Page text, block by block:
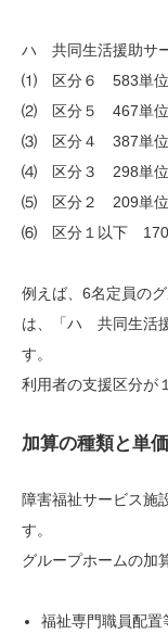
ハ 共同生活援助サ
⑴ 区分６ 583単位
⑵ 区分５ 467単位
⑶ 区分４ 387単位
⑷ 区分３ 298単位
⑸ 区分２ 209単位
⑹ 区分１以下 170
例えば、6名定員の
は、「ハ 共同生活
す。
利用者の支援区分が
加算の種類と単価
障害福祉サービス施
す。
グループホームの加
福祉専門職員配置